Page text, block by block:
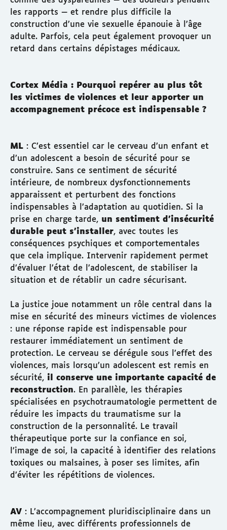
les rapports — et rendre plus difficile la
construction d’une vie sexuelle épanouie à l’âge
adulte. Parfois, cela peut également provoquer un
retard dans certains dépistages médicaux.
Cortex Média : Pourquoi repérer au plus tôt
les victimes de violences et leur apporter un
accompagnement précoce est indispensable ?
ML : C’est essentiel car le cerveau d’un enfant et
d’un adolescent a besoin de sécurité pour se
construire. Sans ce sentiment de sécurité
intérieure, de nombreux dysfonctionnements
apparaissent et perturbent des fonctions
indispensables à l’adaptation au quotidien. Si la
prise en charge tarde, un sentiment d’insécurité
durable peut s’installer, avec toutes les
conséquences psychiques et comportementales
que cela implique. Intervenir rapidement permet
d’évaluer l’état de l’adolescent, de stabiliser la
situation et de rétablir un cadre sécurisant.
La justice joue notamment un rôle central dans la
mise en sécurité des mineurs victimes de violences
: une réponse rapide est indispensable pour
restaurer immédiatement un sentiment de
protection. Le cerveau se dérégule sous l’effet des
violences, mais lorsqu’un adolescent est remis en
sécurité, il conserve une importante capacité de
reconstruction. En parallèle, les thérapies
spécialisées en psychotraumatologie permettent de
réduire les impacts du traumatisme sur la
construction de la personnalité. Le travail
thérapeutique porte sur la confiance en soi,
l’image de soi, la capacité à identifier des relations
toxiques ou malsaines, à poser ses limites, afin
d’éviter les répétitions de violences.
AV : L’accompagnement pluridisciplinaire dans un
même lieu, avec différents professionnels de